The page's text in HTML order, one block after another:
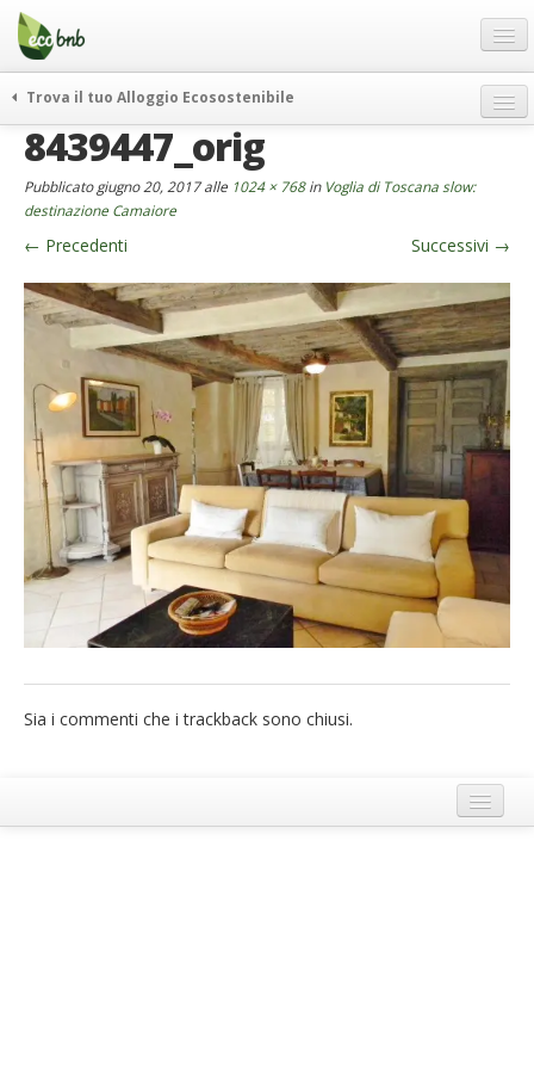
Menu
Salta
contenuto
Offerte Speciali
Regali
FAQ
Chi Siamo
Partner
Contatti
Italiano
German
English
Spanish
French
Italiano
Trova il tuo Alloggio Ecosostenibile
weekend green
curiosità
vivere e viaggiare verde
news ed eventi
ecohotel
rassegna stampa
8439447_orig
Pubblicatogiugno 20, 2017alle 1024 × 768in Voglia di Toscana slow:
destinazione Camaiore
← Precedenti Successivi →
Sia i commenti che i trackback sono chiusi.